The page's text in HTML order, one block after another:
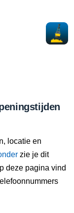
locatie en
zie je dit
deze pagina vind